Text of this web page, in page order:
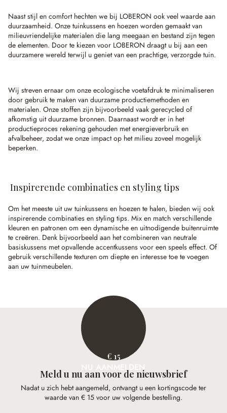
Naast stijl en comfort hechten we bij LOBERON ook veel waarde aan
duurzaamheid. Onze tuinkussens en hoezen worden gemaakt van
milieuvriendelijke materialen die lang meegaan en bestand zijn tegen
de elementen. Door te kiezen voor LOBERON draagt u bij aan een
duurzamere wereld terwijl u geniet van een prachtige, verzorgde tuin.
Wij streven ernaar om onze ecologische voetafdruk te minimaliseren
door gebruik te maken van duurzame productiemethoden en
materialen. Onze stoffen zijn bijvoorbeeld vaak gerecycled of
afkomstig uit duurzame bronnen. Daarnaast wordt er in het
productieproces rekening gehouden met energieverbruik en
afvalbeheer, zodat we onze impact op het milieu zoveel mogelijk
beperken.
Inspirerende combinaties en styling tips
Om het meeste uit uw tuinkussens en hoezen te halen, bieden wij ook
inspirerende combinaties en styling tips. Mix en match verschillende
kleuren en patronen om een dynamische en uitnodigende buitenruimte
te creëren. Denk bijvoorbeeld aan het combineren van neutrale
basiskussens met opvallende accentkussens voor een speels effect. Of
gebruik verschillende texturen om diepte en interesse toe te voegen
aan uw tuinmeubelen.
€ 15
NU AANMELDEN
Meld u nu aan voor de nieuwsbrief
Nadat u zich hebt aangemeld, ontvangt u een kortingscode ter
waarde van € 15 voor uw volgende bestelling.